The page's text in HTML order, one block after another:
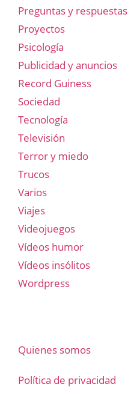
Preguntas y respuestas
Proyectos
Psicología
Publicidad y anuncios
Record Guiness
Sociedad
Tecnología
Televisión
Terror y miedo
Trucos
Varios
Viajes
Videojuegos
Vídeos humor
Vídeos insólitos
Wordpress
Quienes somos
Política de privacidad